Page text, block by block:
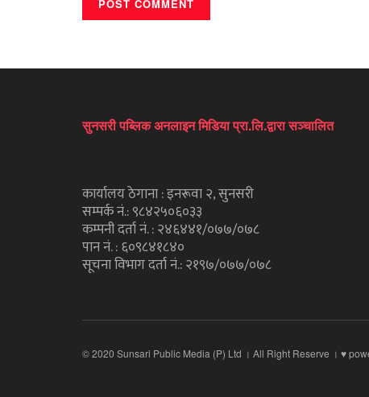
सुनसरी पब्लिक अनलाइन मिडिया प्रा.लि.द्वारा सञ्चालित
कार्यालय ठेगाना : इनरूवा २, सुनसरी
सम्पर्क नं.: ९८४२५०६०३३
कम्पनी दर्ता नं. : २४६४४१/०७७/०७८
पान नं. : ६०९८४१८४०
सूचना विभाग दर्ता नं.: २१९७/०७७/०७८
© 2020 Sunsari Public Media (P) Ltd । All Right Reserve । ♥